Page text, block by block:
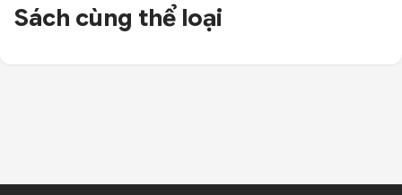
Sách cùng thể loại